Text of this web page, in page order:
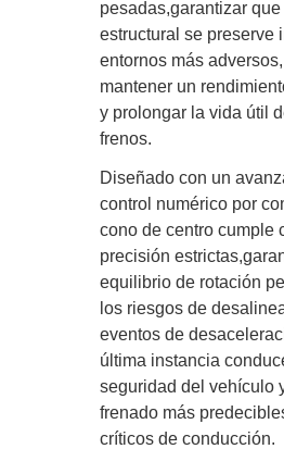
pesadas,garantizar
estructural se preserve
entornos más
mantener un
y prolongar la vida útil
frenos.
Diseñado con un
control numérico por
cono de centro cumple
precisión
equilibrio de rotación
los riesgos de
eventos de
última instancia
seguridad del vehículo
frenado más
críticos de conducción.